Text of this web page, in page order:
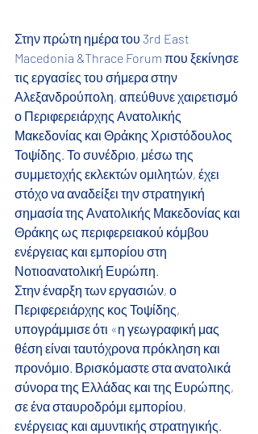
Στην πρώτη ημέρα του 3rd East
Macedonia &Thrace Forum που ξεκίνησε
τις εργασίες του σήμερα στην
Αλεξανδρούπολη, απεύθυνε χαιρετισμό
ο Περιφερειάρχης Ανατολικής
Μακεδονίας και Θράκης Χριστόδουλος
Τοψίδης. Το συνέδριο, μέσω της
συμμετοχής εκλεκτών ομιλητών, έχει
στόχο να αναδείξει την στρατηγική
σημασία της Ανατολικής Μακεδονίας και
Θράκης ως περιφερειακού κόμβου
ενέργειας και εμπορίου στη
Νοτιοανατολική Ευρώπη.
Στην έναρξη των εργασιών, ο
Περιφερειάρχης κος Τοψίδης,
υπογράμμισε ότι «η γεωγραφική μας
θέση είναι ταυτόχρονα πρόκληση και
προνόμιο. Βρισκόμαστε στα ανατολικά
σύνορα της Ελλάδας και της Ευρώπης,
σε ένα σταυροδρόμι εμπορίου,
ενέργειας και αμυντικής στρατηγικής.